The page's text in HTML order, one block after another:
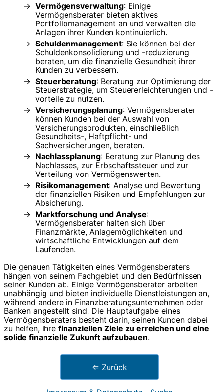
Vermögensverwaltung: Einige
Vermögensberater bieten aktives
Portfoliomanagement an und verwalten die
Anlagen ihrer Kunden kontinuierlich.
Schuldenmanagement: Sie können bei der
Schuldenkonsolidierung und -reduzierung
beraten, um die finanzielle Gesundheit ihrer
Kunden zu verbessern.
Steuerberatung: Beratung zur Optimierung der
Steuerstrategie, um Steuererleichterungen und -
vorteile zu nutzen.
Versicherungsplanung: Vermögensberater
können Kunden bei der Auswahl von
Versicherungsprodukten, einschließlich
Gesundheits-, Haftpflicht- und
Sachversicherungen, beraten.
Nachlassplanung: Beratung zur Planung des
Nachlasses, zur Erbschaftssteuer und zur
Verteilung von Vermögenswerten.
Risikomanagement: Analyse und Bewertung
der finanziellen Risiken und Empfehlungen zur
Absicherung.
Marktforschung und Analyse:
Vermögensberater halten sich über
Finanzmärkte, Anlagemöglichkeiten und
wirtschaftliche Entwicklungen auf dem
Laufenden.
Die genauen Tätigkeiten eines Vermögensberaters
hängen von seinem Fachgebiet und den Bedürfnissen
seiner Kunden ab. Einige Vermögensberater arbeiten
unabhängig und bieten individuelle Dienstleistungen an,
während andere in Finanzberatungsunternehmen oder
Banken angestellt sind. Die Hauptaufgabe eines
Vermögensberaters besteht darin, seinen Kunden dabei
zu helfen, ihre finanziellen Ziele zu erreichen und eine
solide finanzielle Zukunft aufzubauen.
⇐ Zurück